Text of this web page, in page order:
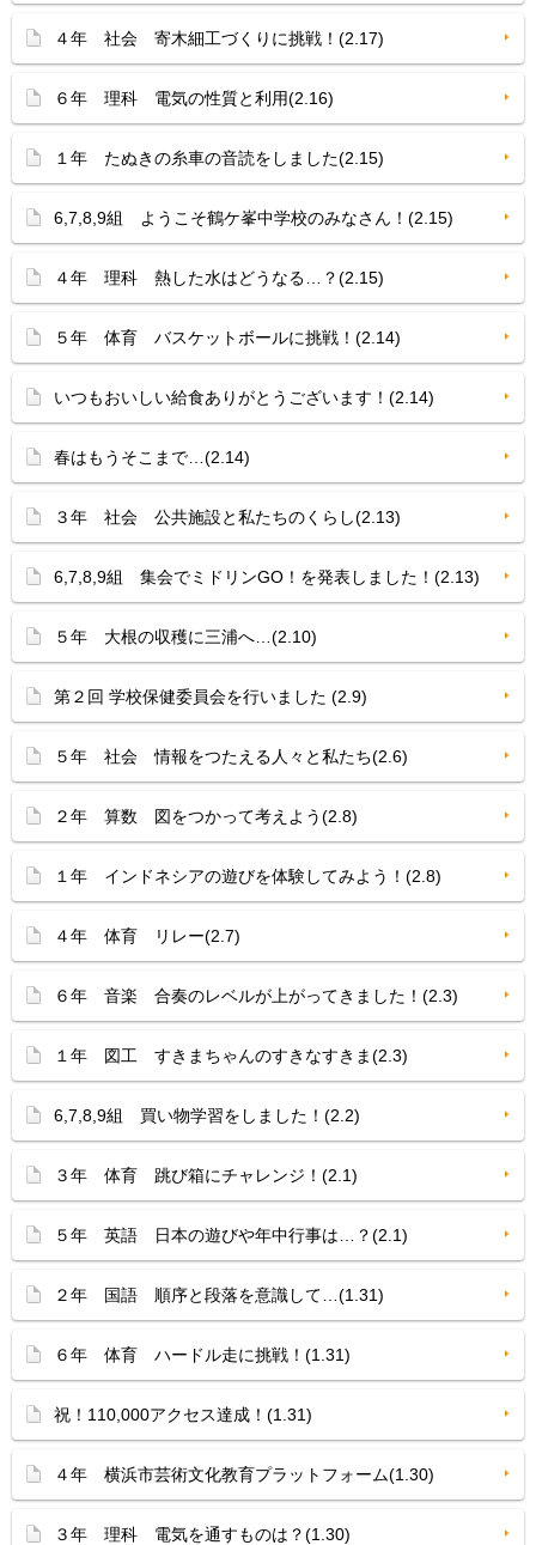
４年 社会 寄木細工づくりに挑戦！(2.17)
６年 理科 電気の性質と利用(2.16)
１年 たぬきの糸車の音読をしました(2.15)
6,7,8,9組 ようこそ鶴ケ峯中学校のみなさん！(2.15)
４年 理科 熱した水はどうなる…？(2.15)
５年 体育 バスケットボールに挑戦！(2.14)
いつもおいしい給食ありがとうございます！(2.14)
春はもうそこまで…(2.14)
３年 社会 公共施設と私たちのくらし(2.13)
6,7,8,9組 集会でミドリンGO！を発表しました！(2.13)
５年 大根の収穫に三浦へ…(2.10)
第２回 学校保健委員会を行いました (2.9)
５年 社会 情報をつたえる人々と私たち(2.6)
２年 算数 図をつかって考えよう(2.8)
１年 インドネシアの遊びを体験してみよう！(2.8)
４年 体育 リレー(2.7)
６年 音楽 合奏のレベルが上がってきました！(2.3)
１年 図工 すきまちゃんのすきなすきま(2.3)
6,7,8,9組 買い物学習をしました！(2.2)
３年 体育 跳び箱にチャレンジ！(2.1)
５年 英語 日本の遊びや年中行事は…？(2.1)
２年 国語 順序と段落を意識して…(1.31)
６年 体育 ハードル走に挑戦！(1.31)
祝！110,000アクセス達成！(1.31)
４年 横浜市芸術文化教育プラットフォーム(1.30)
３年 理科 電気を通すものは？(1.30)